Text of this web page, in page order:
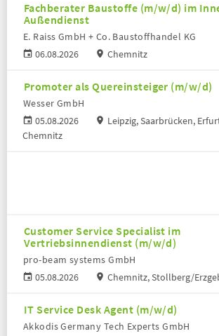
Fachberater Baustoffe (m/w/d) im
Außendienst
06.08.2026
E. Raiss GmbH + Co. Baustoffhandel KG
Chemnitz
Promoter als Quereinsteiger (m/w/d)
05.08.2026
Wesser GmbH
Leipzig, Saarbrücken,
Chemnitz
Customer Service Specialist im
Vertriebsinnendienst (m/w/d)
05.08.2026
pro-beam systems GmbH
Chemnitz, Stollberg/
IT Service Desk Agent (m/w/d)
Akkodis Germany Tech Experts GmbH